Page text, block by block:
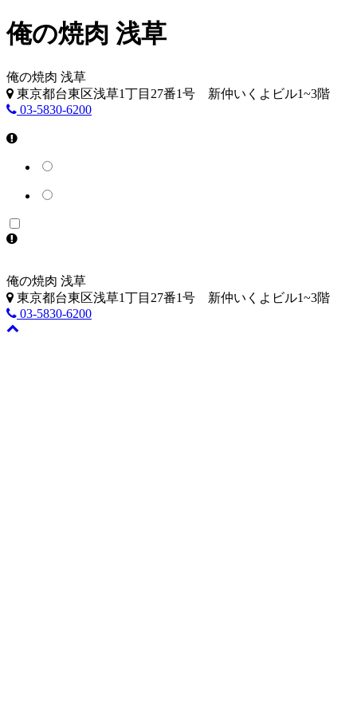
俺の焼肉 浅草
俺の焼肉 浅草
東京都台東区浅草1丁目27番1号 新仲いくよビル1~3階
03-5830-6200
俺の焼肉 浅草
東京都台東区浅草1丁目27番1号 新仲いくよビル1~3階
03-5830-6200